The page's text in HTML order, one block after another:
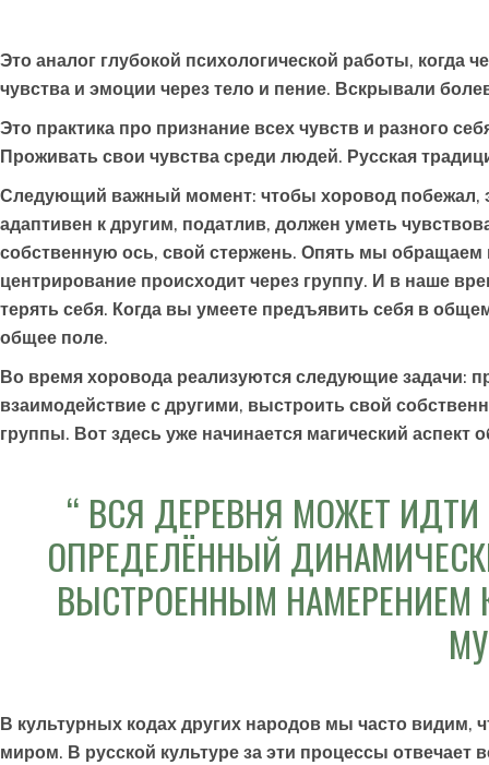
Это аналог глубокой психологической работы, когда
чувства и эмоции через тело и пение. Вскрывали
Это практика про признание всех чувств и разного
Проживать свои чувства среди людей. Русская
Следующий важный момент: чтобы хоровод побежал,
адаптивен к другим, податлив, должен уметь
собственную ось, свой стержень. Опять мы обращаем
центрирование происходит через группу. И в наше
терять себя. Когда вы умеете предъявить себя в
общее поле.
Во время хоровода реализуются следующие задачи:
взаимодействие с другими, выстроить свой
группы. Вот здесь уже начинается магический аспект
ВСЯ ДЕРЕВНЯ МОЖЕТ
ОПРЕДЕЛЁННЫЙ
ВЫСТРОЕННЫМ НАМЕРЕНИЕМ
В культурных кодах других народов мы часто видим,
миром. В русской культуре за эти процессы отвечает